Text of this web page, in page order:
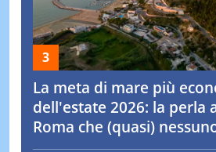
La meta di mare più
dell'estate 2026: la perla
Roma che (quasi)